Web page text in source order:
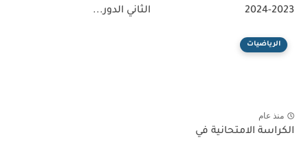
2023-2024
الثاني الدور...
الرياضيات
منذ عام
الكراسة الامتحانية في